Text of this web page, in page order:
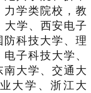
学类院校，教
学、西安电子
科技大学、理
子科技大学、
大学、交通大
大学、浙江大